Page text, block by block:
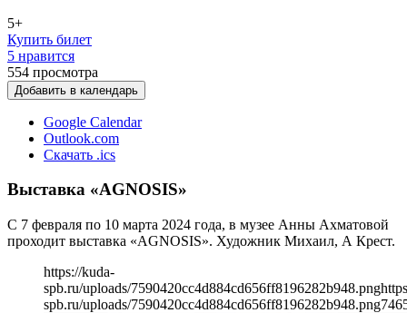
5+
Купить билет
5 нравится
554 просмотра
Добавить в календарь
Google Calendar
Outlook.com
Скачать .ics
Выставка «AGNOSIS»
С 7 февраля по 10 марта 2024 года, в музее Анны Ахматовой
проходит выставка «AGNOSIS». Художник Михаил, А Крест.
https://kuda-
spb.ru/uploads/7590420cc4d884cd656ff8196282b948.png
spb.ru/uploads/7590420cc4d884cd656ff8196282b948.png746